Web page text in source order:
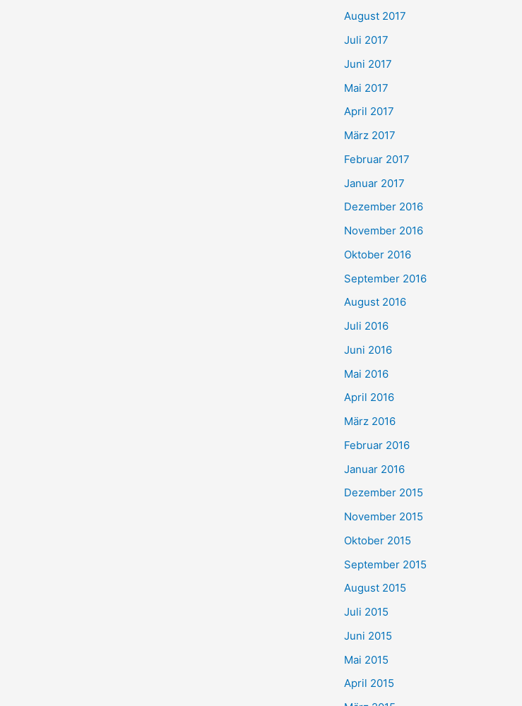
August 2017
Juli 2017
Juni 2017
Mai 2017
April 2017
März 2017
Februar 2017
Januar 2017
Dezember 2016
November 2016
Oktober 2016
September 2016
August 2016
Juli 2016
Juni 2016
Mai 2016
April 2016
März 2016
Februar 2016
Januar 2016
Dezember 2015
November 2015
Oktober 2015
September 2015
August 2015
Juli 2015
Juni 2015
Mai 2015
April 2015